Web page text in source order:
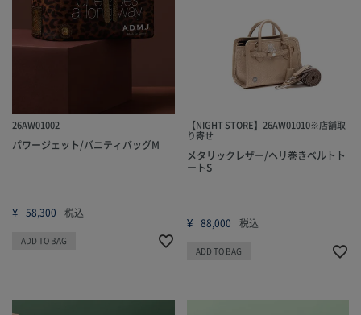
26AW01002
パワージェット/バニティバッグM
¥ 58,300 税込
ADD TO BAG
【NIGHT STORE】26AW01010※店舗取
り寄せ
メタリックレザー/ヘリ巻きベルトト
ートS
¥ 88,000 税込
ADD TO BAG